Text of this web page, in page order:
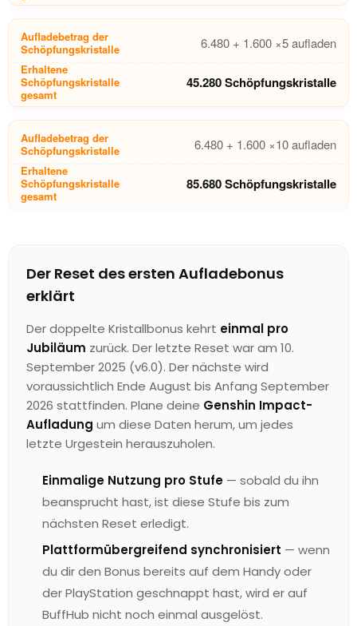
6.480 + 1.600 ×5 aufladen
45.280 Schöpfungskristalle
6.480 + 1.600 ×10 aufladen
85.680 Schöpfungskristalle
Der Reset des ersten Aufladebonus
erklärt
Der doppelte Kristallbonus kehrt einmal pro
Jubiläum zurück. Der letzte Reset war am 10.
September 2025 (v6.0). Der nächste wird
voraussichtlich Ende August bis Anfang September
2026 stattfinden. Plane deine Genshin Impact-
Aufladung um diese Daten herum, um jedes
letzte Urgestein herauszuholen.
Einmalige Nutzung pro Stufe— sobald du ihn
beansprucht hast, ist diese Stufe bis zum
nächsten Reset erledigt.
Plattformübergreifend synchronisiert — wenn
du dir den Bonus bereits auf dem Handy oder
der PlayStation geschnappt hast, wird er auf
BuffHub nicht noch einmal ausgelöst.